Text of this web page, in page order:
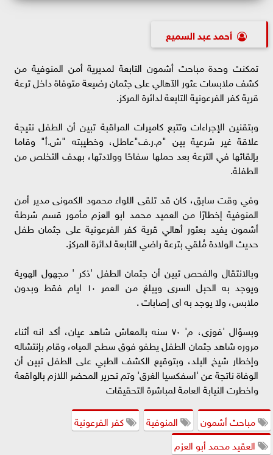
أحمد عبد السميع
تمكنت وحدة مباحث أشمون التابعة لمديرية أمن المنوفية من
كشف ملابسات عثور الآهالي على جثمان رضيعة متوفاة داخل ترعة
قرية كفر الفرعونية التابعة لدائرة المركز.
وبتقنين الإجراءات وتتبع كاميرات المراقبة تبين أن الطفل نتيجة
علاقة غير شرعية بين "م.ر.ف"عاطل، وخطيبته "ش.أ" وقاما
بإلقائها في الترعة بعد حملها سفاحًا وولادتها، بهدف التخلص من
الطفلة.
وفي وقت سابق، كان قد تلقى اللواء محمود الكمونى مدير أمن
المنوفية إخطارًا من العميد محمد ابو العزم مأمور قسم شرطة
أشمون يفيد بعثور أهالي قرية كفر الفرعونية على جثمان طفل
حديث الولادة مُلقي بترعة راضي التابعة لدائرة المركز.
وبالانتقال والفحص تبين أن جثمان الطفل 'ذكر ' مجهول الهوية
ويوجد به الحبل السرى ويبلغ من العمر ١٠ ايام فقط وبدون
ملابس، ولا يوجد به اى إصابات .
وبسؤال 'فوزى، م' ٧٠ سنه بالمعاش شاهد عيان، أكد انه أثناء
مروره شاهد جثمان الطفل يطفو فوق سطح المياه، وقام بإنتشاله
وإخطار شيخ البلد، وبتوقيع الكشف الطبي على الطفل تبين أن
الوفاة ناتجة عن 'اسفكسيا الغرق' وتم تحرير المحضر اللازم بالواقعة
واخطرت النيابة العامة لمباشرة التحقيقات
مباحث أشمون
المنوفية
كفر الفرعونية
العقيد محمد أبو العزم